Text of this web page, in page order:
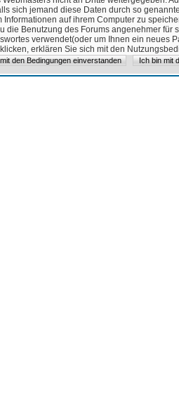
sich jemand diese Daten durch so
Informationen auf ihrem Computer zu
die Benutzung des Forums angenehmer
verwendet(oder um Ihnen ein neues
erklären Sie sich mit den